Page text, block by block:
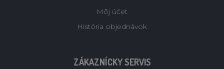
Môj účet
História objednávok
ZÁKAZNÍCKY SERVIS